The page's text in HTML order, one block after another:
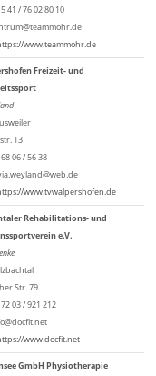
41 / 76 02 80 10
www.teammohr.de
Freizeit- und
13
06 / 56 38
www.tvwalpershofen.de
Rehabilitations- und
e.V.
Str. 79
03 / 921 212
www.docfit.net
GmbH Physiotherapie